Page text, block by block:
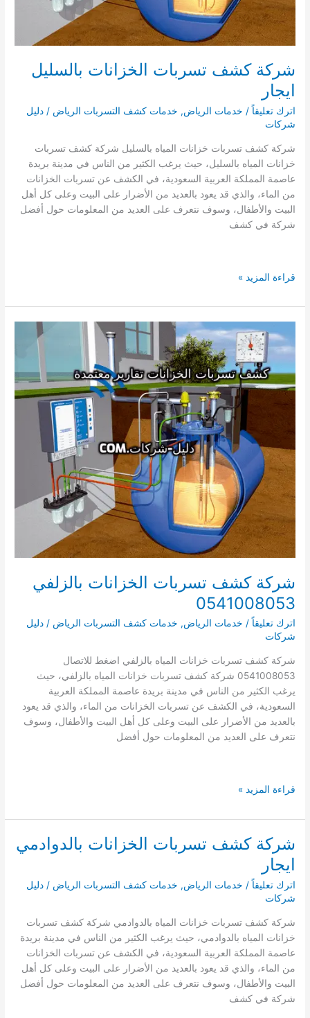
شركة كشف تسربات الخزانات بالسليل
ايجار
اترك تعليقاً / خدمات الرياض, خدمات كشف التسربات الرياض /دليل
شركات
شركة كشف تسربات خزانات المياه بالسليل شركة كشف تسربات
خزانات المياه بالسليل، حيث يرغب الكثير من الناس في مدينة بريدة
عاصمة المملكة العربية السعودية، في الكشف عن تسربات الخزانات
من الماء، والذي قد يعود بالعديد من الأضرار على البيت وعلى كل أهل
البيت والأطفال، وسوف نتعرف على العديد من المعلومات حول أفضل
شركة في كشف
شركة
تسربات
الخزانات
بالسليل
ايجار
قراءة المزيد »
شركة كشف تسربات الخزانات بالزلفي
0541008053
اترك تعليقاً / خدمات الرياض, خدمات كشف التسربات الرياض /دليل
شركات
شركة كشف تسربات خزانات المياه بالزلفي اضغط للاتصال
0541008053 شركة كشف تسربات خزانات المياه بالزلفي، حيث
يرغب الكثير من الناس في مدينة بريدة عاصمة المملكة العربية
السعودية، في الكشف عن تسربات الخزانات من الماء، والذي قد يعود
بالعديد من الأضرار على البيت وعلى كل أهل البيت والأطفال، وسوف
نتعرف على العديد من المعلومات حول أفضل
شركة
تسربات
الخزانات
بالزلفي
0541008053
قراءة المزيد »
شركة كشف تسربات الخزانات بالدوادمي
ايجار
اترك تعليقاً / خدمات الرياض, خدمات كشف التسربات الرياض /دليل
شركات
شركة كشف تسربات خزانات المياه بالدوادمي شركة كشف تسربات
خزانات المياه بالدوادمي، حيث يرغب الكثير من الناس في مدينة بريدة
عاصمة المملكة العربية السعودية، في الكشف عن تسربات الخزانات
من الماء، والذي قد يعود بالعديد من الأضرار على البيت وعلى كل أهل
البيت والأطفال، وسوف نتعرف على العديد من المعلومات حول أفضل
شركة في كشف